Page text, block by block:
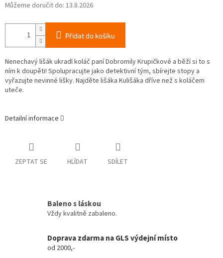
Můžeme doručit do: 13.8.2026
Přidat do košíku
Nenechavý lišák ukradl koláč paní Dobromily Krupičkové a běží si to s
ním k doupěti! Spolupracujte jako detektivní tým, sbírejte stopy a
vyřazujte nevinné lišky. Najděte lišáka Kulišáka dříve než s koláčem
uteče.
Detailní informace
ZEPTAT SE HLÍDAT SDÍLET
Baleno s láskou
Vždy kvalitně zabaleno.
Doprava zdarma na GLS výdejní místo
od 2000,-